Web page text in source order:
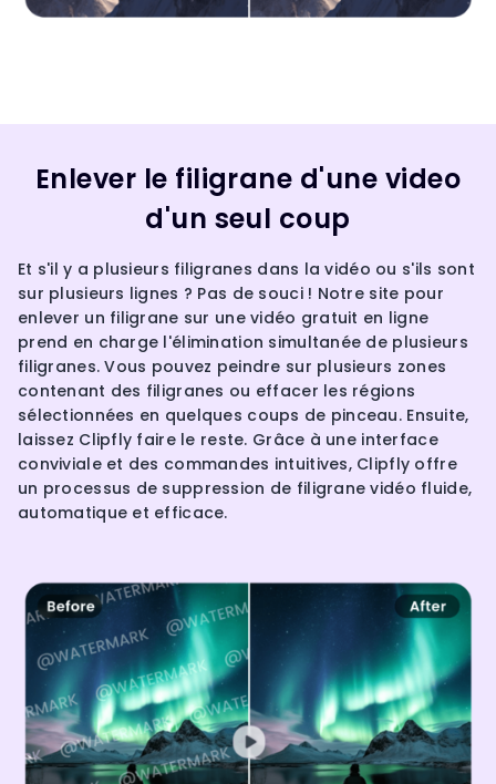
Enlever le filigrane d'une video
d'un seul coup
Et s'il y a plusieurs filigranes dans la vidéo ou s'ils sont
sur plusieurs lignes ? Pas de souci ! Notre site pour
enlever un filigrane sur une vidéo gratuit en ligne
prend en charge l'élimination simultanée de plusieurs
filigranes. Vous pouvez peindre sur plusieurs zones
contenant des filigranes ou effacer les régions
sélectionnées en quelques coups de pinceau. Ensuite,
laissez Clipfly faire le reste. Grâce à une interface
conviviale et des commandes intuitives, Clipfly offre
un processus de suppression de filigrane vidéo fluide,
automatique et efficace.